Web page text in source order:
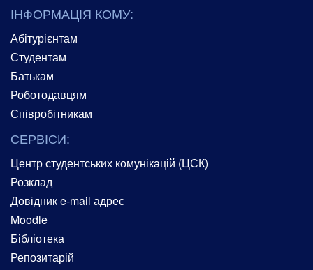
ІНФОРМАЦІЯ КОМУ:
Абітурієнтам
Студентам
Батькам
Роботодавцям
Співробітникам
СЕРВІСИ:
Центр студентських комунікацій (ЦСК)
Розклад
Довідник e-mail адрес
Moodle
Бібліотека
Репозитарій